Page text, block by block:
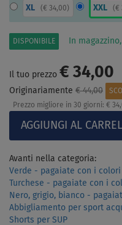
XL ( € 34,00) XXL (€
DISPONIBILE In
Il tuo prezzo € 34,00
Originariamente € 44,00
Prezzo migliore in 30 giorni: €
Avanti nella categoria:
Verde - pagaiate con i colori
Turchese - pagaiate con i
Nero, grigio, bianco -
Abbigliamento per sport
Shorts per SUP